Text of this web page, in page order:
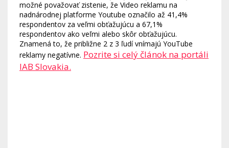
možné považovať zistenie, že Video reklamu na
nadnárodnej platforme Youtube označilo až 41,4%
respondentov za veľmi obťažujúcu a 67,1%
respondentov ako veľmi alebo skôr obťažujúcu.
Znamená to, že približne 2 z 3 ľudí vnímajú YouTube
reklamy negatívne. Pozrite si celý článok na portáli
IAB Slovakia.